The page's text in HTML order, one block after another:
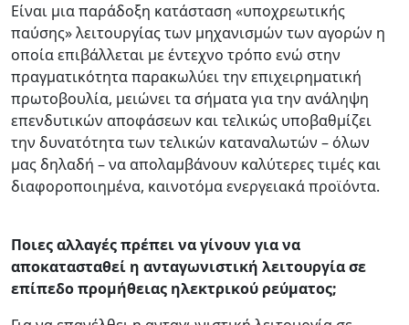
Είναι μια παράδοξη κατάσταση «υποχρεωτικής
παύσης» λειτουργίας των μηχανισμών των αγορών η
οποία επιβάλλεται με έντεχνο τρόπο ενώ στην
πραγματικότητα παρακωλύει την επιχειρηματική
πρωτοβουλία, μειώνει τα σήματα για την ανάληψη
επενδυτικών αποφάσεων και τελικώς υποβαθμίζει
την δυνατότητα των τελικών καταναλωτών – όλων
μας δηλαδή – να απολαμβάνουν καλύτερες τιμές και
διαφοροποιημένα, καινοτόμα ενεργειακά προϊόντα.
Ποιες αλλαγές πρέπει να γίνουν για να
αποκατασταθεί η ανταγωνιστική λειτουργία σε
επίπεδο προμήθειας ηλεκτρικού ρεύματος;